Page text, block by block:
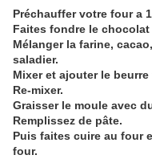
Préchauffer votre four a
Faites fondre le
Mélanger la farine,
saladier.
Mixer et ajouter le
Re-mixer.
Graisser le moule avec
Remplissez de pâte.
Puis faites cuire au four
four.